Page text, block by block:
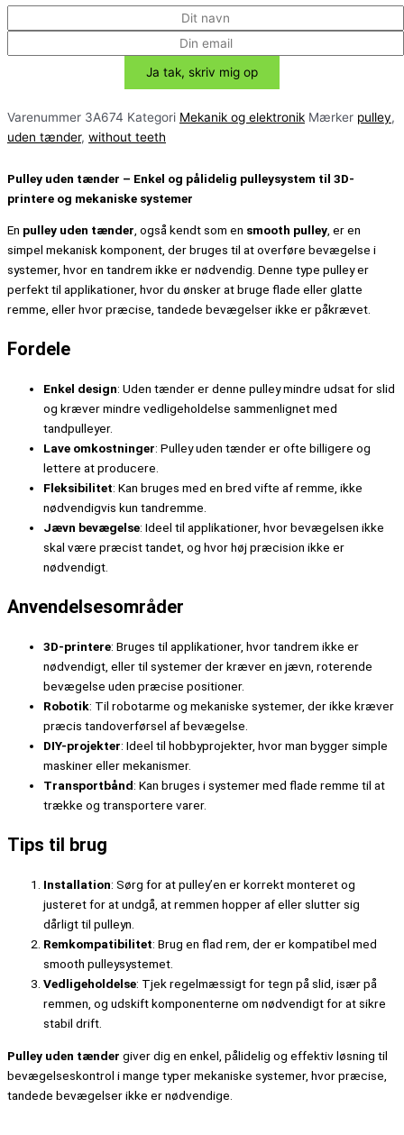
Varenummer 3A674 Kategori Mekanik og elektronik Mærker pulley,
uden tænder, without teeth
Pulley uden tænder – Enkel og pålidelig pulleysystem til 3D-
printere og mekaniske systemer
En pulley uden tænder, også kendt som en smooth pulley, er en
simpel mekanisk komponent, der bruges til at overføre bevægelse i
systemer, hvor en tandrem ikke er nødvendig. Denne type pulley er
perfekt til applikationer, hvor du ønsker at bruge flade eller glatte
remme, eller hvor præcise, tandede bevægelser ikke er påkrævet.
Fordele
Enkel design: Uden tænder er denne pulley mindre udsat for slid
og kræver mindre vedligeholdelse sammenlignet med
tandpulleyer.
Lave omkostninger: Pulley uden tænder er ofte billigere og
lettere at producere.
Fleksibilitet: Kan bruges med en bred vifte af remme, ikke
nødvendigvis kun tandremme.
Jævn bevægelse: Ideel til applikationer, hvor bevægelsen ikke
skal være præcist tandet, og hvor høj præcision ikke er
nødvendigt.
Anvendelsesområder
3D-printere: Bruges til applikationer, hvor tandrem ikke er
nødvendigt, eller til systemer der kræver en jævn, roterende
bevægelse uden præcise positioner.
Robotik: Til robotarme og mekaniske systemer, der ikke kræver
præcis tandoverførsel af bevægelse.
DIY-projekter: Ideel til hobbyprojekter, hvor man bygger simple
maskiner eller mekanismer.
Transportbånd: Kan bruges i systemer med flade remme til at
trække og transportere varer.
Tips til brug
Installation: Sørg for at pulley’en er korrekt monteret og
justeret for at undgå, at remmen hopper af eller slutter sig
dårligt til pulleyn.
Remkompatibilitet: Brug en flad rem, der er kompatibel med
smooth pulleysystemet.
Vedligeholdelse: Tjek regelmæssigt for tegn på slid, især på
remmen, og udskift komponenterne om nødvendigt for at sikre
stabil drift.
Pulley uden tænder giver dig en enkel, pålidelig og effektiv løsning til
bevægelseskontrol i mange typer mekaniske systemer, hvor præcise,
tandede bevægelser ikke er nødvendige.